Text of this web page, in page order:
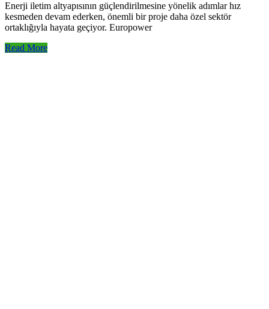
Enerji iletim altyapısının güçlendirilmesine yönelik adımlar hız
kesmeden devam ederken, önemli bir proje daha özel sektör
ortaklığıyla hayata geçiyor. Europower
Read More